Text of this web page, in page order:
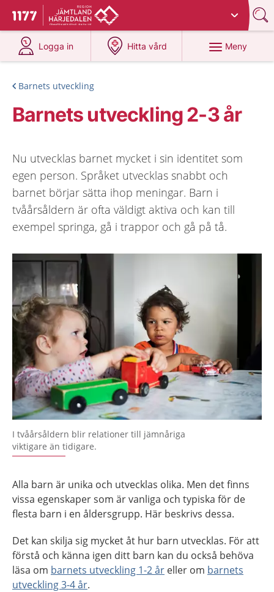
Till startsidan för 1177
Du har valt region
Logga in
på 1177.se
Hitta vård
på 1177.se
Meny
Barnets utveckling
Barnets utveckling 2-3 år
Nu utvecklas barnet mycket i sin identitet som
egen person. Språket utvecklas snabbt och
barnet börjar sätta ihop meningar. Barn i
tvåårsåldern är ofta väldigt aktiva och kan till
exempel springa, gå i trappor och gå på tå.
I tvåårsåldern blir relationer till jämnåriga
viktigare än tidigare.
Alla barn är unika och utvecklas olika. Men det finns
vissa egenskaper som är vanliga och typiska för de
flesta barn i en åldersgrupp. Här beskrivs dessa.
Det kan skilja sig mycket åt hur barn utvecklas. För att
förstå och känna igen ditt barn kan du också behöva
läsa om barnets utveckling 1-2 år eller om barnets
utveckling 3-4 år.